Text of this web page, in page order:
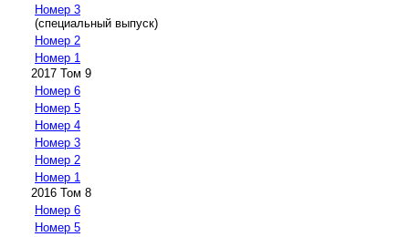
Номер 3
(специальный выпуск)
Номер 2
Номер 1
2017 Том 9
Номер 6
Номер 5
Номер 4
Номер 3
Номер 2
Номер 1
2016 Том 8
Номер 6
Номер 5